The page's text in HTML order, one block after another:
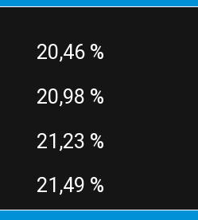
20,46 %
20,98 %
21,23 %
21,49 %